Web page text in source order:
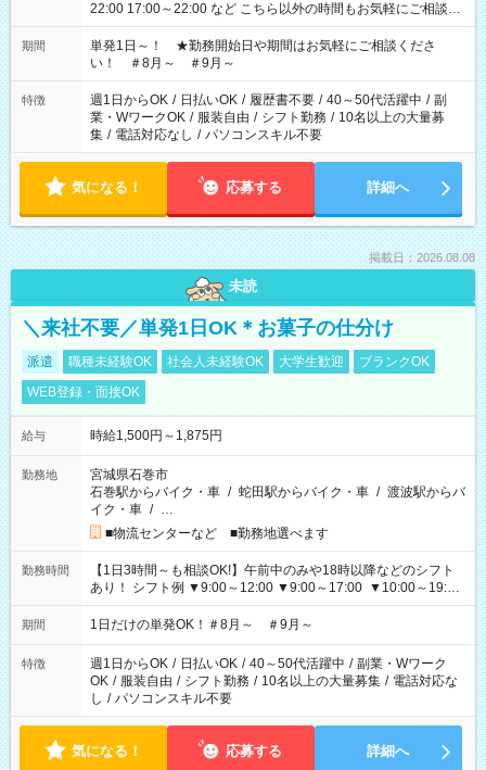
22:00 17:00～22:00 など こちら以外の時間もお気軽にご相談く
ださい！
期間
単発1日～！ ★勤務開始日や期間はお気軽にご相談くださ
い！ ＃8月～ ＃9月～
特徴 週1日からOK / 日払いOK / 履歴書不要 / 40～50代活躍中 / 副
業・WワークOK / 服装自由 / シフト勤務 / 10名以上の大量募
集 / 電話対応なし / パソコンスキル不要
気になる！ 応募する 詳細へ
掲載日：2026.08.08
未読
＼来社不要／単発1日OK＊お菓子の仕分け
派遣 職種未経験OK 社会人未経験OK 大学生歓迎
ブランクOK
WEB登録・面接OK
給与 時給1,500円～1,875円
勤務地
宮城県石巻市
石巻駅からバイク・車 / 蛇田駅からバイク・車 / 渡波駅からバ
イク・車 / …
■物流センターなど ■勤務地選べます
勤務時間
【1日3時間～も相談OK!】午前中のみや18時以降などのシフト
あり！ シフト例 ▼9:00～12:00 ▼9:00～17:00 ▼10:00～19:00
▼18:00～21:00
期間 1日だけの単発OK！＃8月～ ＃9月～
特徴 週1日からOK / 日払いOK / 40～50代活躍中 / 副業・Wワーク
OK / 服装自由 / シフト勤務 / 10名以上の大量募集 / 電話対応な
し / パソコンスキル不要
気になる！ 応募する 詳細へ